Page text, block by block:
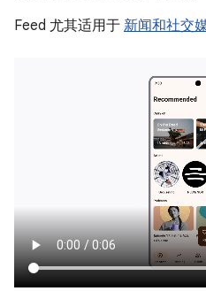
Feed 尤其适用于 新闻和社交